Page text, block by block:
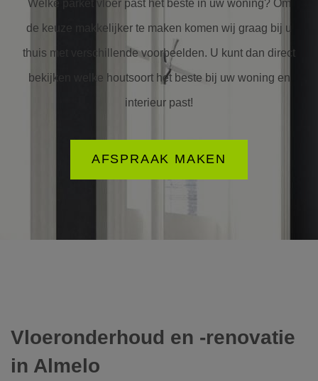
Welke parket vloer past het beste in uw woning? Om
de keuze makkelijker te maken komen wij graag bij u
thuis met verschillende voorbeelden. U kunt dan direct
bekijken welke houtsoort het beste bij uw woning en
interieur past!
AFSPRAAK MAKEN
Vloeronderhoud en -renovatie
in Almelo